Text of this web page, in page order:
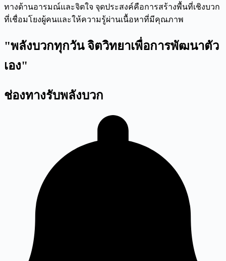
ทางด้านอารมณ์และจิตใจ จุดประสงค์คือการสร้างพื้นที่เชิงบวก
ที่เชื่อมโยงผู้คนและให้ความรู้ผ่านเนื้อหาที่มีคุณภาพ
"พลังบวกทุกวัน จิตวิทยาเพื่อการพัฒนาตัว
เอง"
ช่องทางรับพลังบวก